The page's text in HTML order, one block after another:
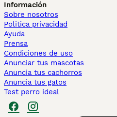
Información
Sobre nosotros
Politica privacidad
Ayuda
Prensa
Condiciones de uso
Anunciar tus mascotas
Anuncia tus cachorros
Anuncia tus gatos
Test perro ideal